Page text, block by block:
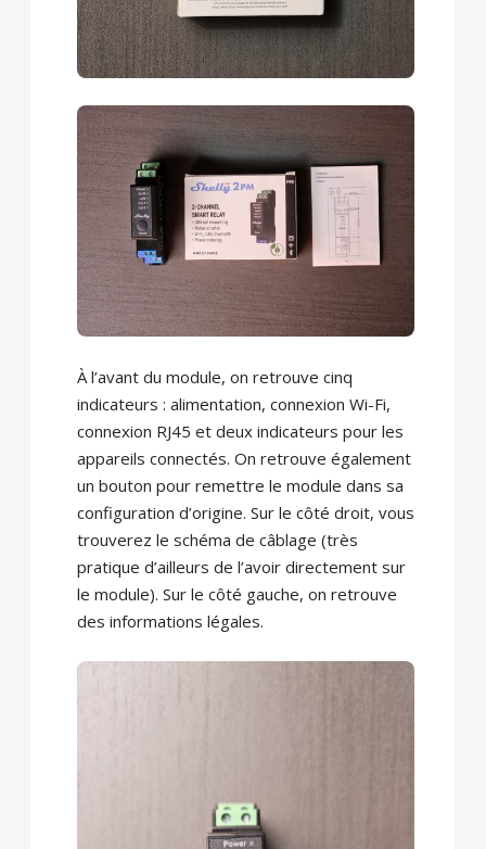
À l’avant du module, on retrouve cinq
indicateurs : alimentation, connexion Wi-Fi,
connexion RJ45 et deux indicateurs pour les
appareils connectés. On retrouve également
un bouton pour remettre le module dans sa
configuration d’origine. Sur le côté droit, vous
trouverez le schéma de câblage (très
pratique d’ailleurs de l’avoir directement sur
le module). Sur le côté gauche, on retrouve
des informations légales.